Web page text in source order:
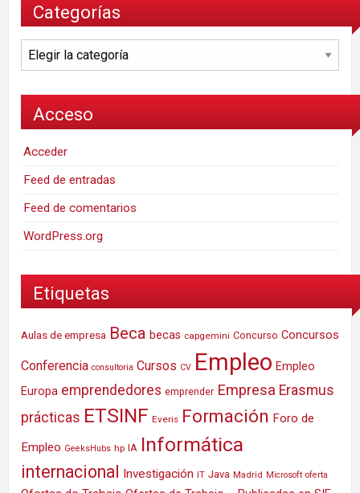
Categorías
Categorías
Acceso
Acceder
Feed de entradas
Feed de comentarios
WordPress.org
Etiquetas
Aulas de empresa Beca becas capgemini Concurso Concursos
Conferencia consultoria Cursos CV Empleo Empleo
Europa emprendedores emprender Empresa Erasmus
prácticas ETSINF Everis Formación Foro de
Empleo GeeksHubs hp IA Informática
internacional Investigación IT Java Madrid Microsoft oferta